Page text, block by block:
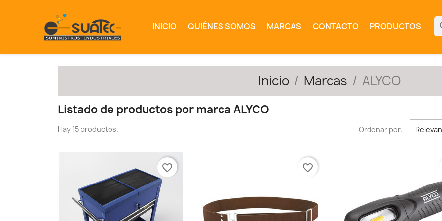
INICIO QUIÉNES SOMOS MARCAS CONTACTO PRODUCTOS
Inicio Marcas ALYCO
Listado de productos por marca ALYCO
Hay 15 productos. Ordenar por:
favorite_border favorite_border